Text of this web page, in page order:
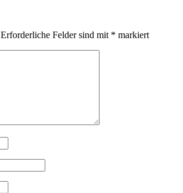
Erforderliche Felder sind mit * markiert